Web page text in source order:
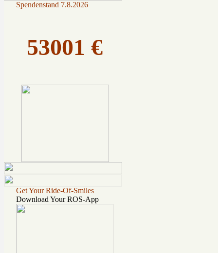
Spendenstand 7.8.2026
53001 €
Get Your Ride-Of-Smiles
Download Your ROS-App